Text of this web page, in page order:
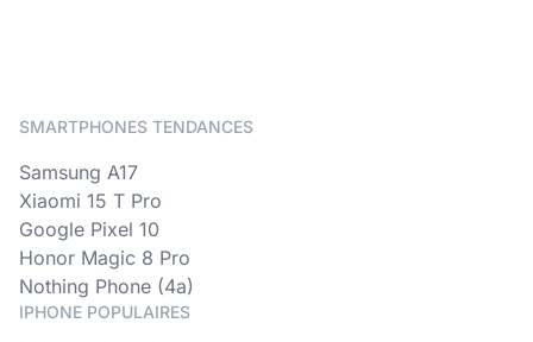
SMARTPHONES TENDANCES
Samsung A17
Xiaomi 15 T Pro
Google Pixel 10
Honor Magic 8 Pro
Nothing Phone (4a)
IPHONE POPULAIRES